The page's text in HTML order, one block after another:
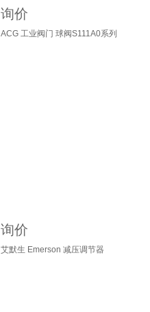
询价
ACG 工业阀门 球阀S111A0系列
询价
艾默生 Emerson 减压调节器